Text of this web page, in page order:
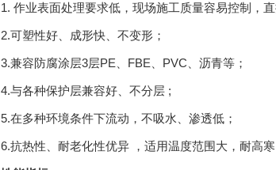
1. 作业表面处理要求低，现场施工质量容易控制，
2.可塑性好、成形快、不变形；
3.兼容防腐涂层3层PE、FBE、PVC、沥青等；
4.与各种保护层兼容好、不分层 ;
5.在多种环境条件下流动，不吸水、渗透低；
6.抗热性、耐老化性优异 ，适用温度范围大，耐高